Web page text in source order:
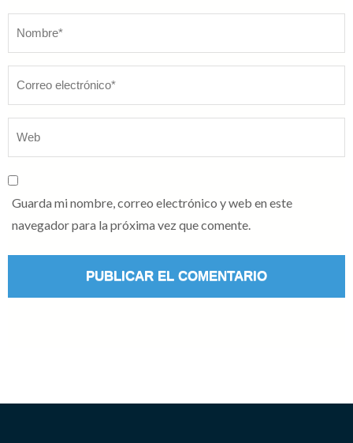
Guarda mi nombre, correo electrónico y web en este
navegador para la próxima vez que comente.